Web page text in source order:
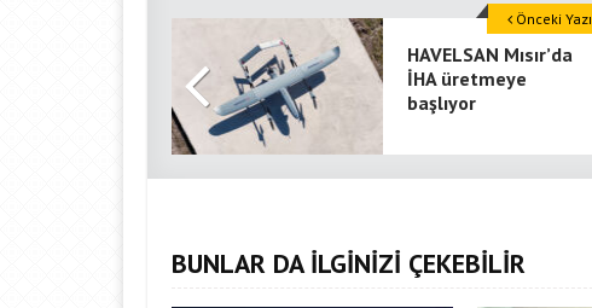
HAVELSAN Mısır’da
İHA üretmeye
başlıyor
Önceki Yazı
BUNLAR DA İLGİNİZİ ÇEKEBİLİR